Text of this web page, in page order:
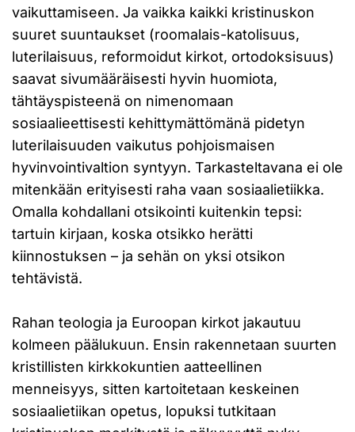
vaikuttamiseen. Ja vaikka kaikki kristinuskon
suuret suuntaukset (roomalais-katolisuus,
luterilaisuus, reformoidut kirkot, ortodoksisuus)
saavat sivumääräisesti hyvin huomiota,
tähtäyspisteenä on nimenomaan
sosiaalieettisesti kehittymättömänä pidetyn
luterilaisuuden vaikutus pohjoismaisen
hyvinvointivaltion syntyyn. Tarkasteltavana ei ole
mitenkään erityisesti raha vaan sosiaalietiikka.
Omalla kohdallani otsikointi kuitenkin tepsi:
tartuin kirjaan, koska otsikko herätti
kiinnostuksen – ja sehän on yksi otsikon
tehtävistä.
Rahan teologia ja Euroopan kirkot jakautuu
kolmeen päälukuun. Ensin rakennetaan suurten
kristillisten kirkkokuntien aatteellinen
menneisyys, sitten kartoitetaan keskeinen
sosiaalietiikan opetus, lopuksi tutkitaan